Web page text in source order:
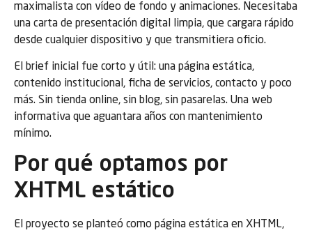
maximalista con vídeo de fondo y animaciones. Necesitaba
una carta de presentación digital limpia, que cargara rápido
desde cualquier dispositivo y que transmitiera oficio.
El brief inicial fue corto y útil: una página estática,
contenido institucional, ficha de servicios, contacto y poco
más. Sin tienda online, sin blog, sin pasarelas. Una web
informativa que aguantara años con mantenimiento
mínimo.
Por qué optamos por
XHTML estático
El proyecto se planteó como página estática en XHTML,